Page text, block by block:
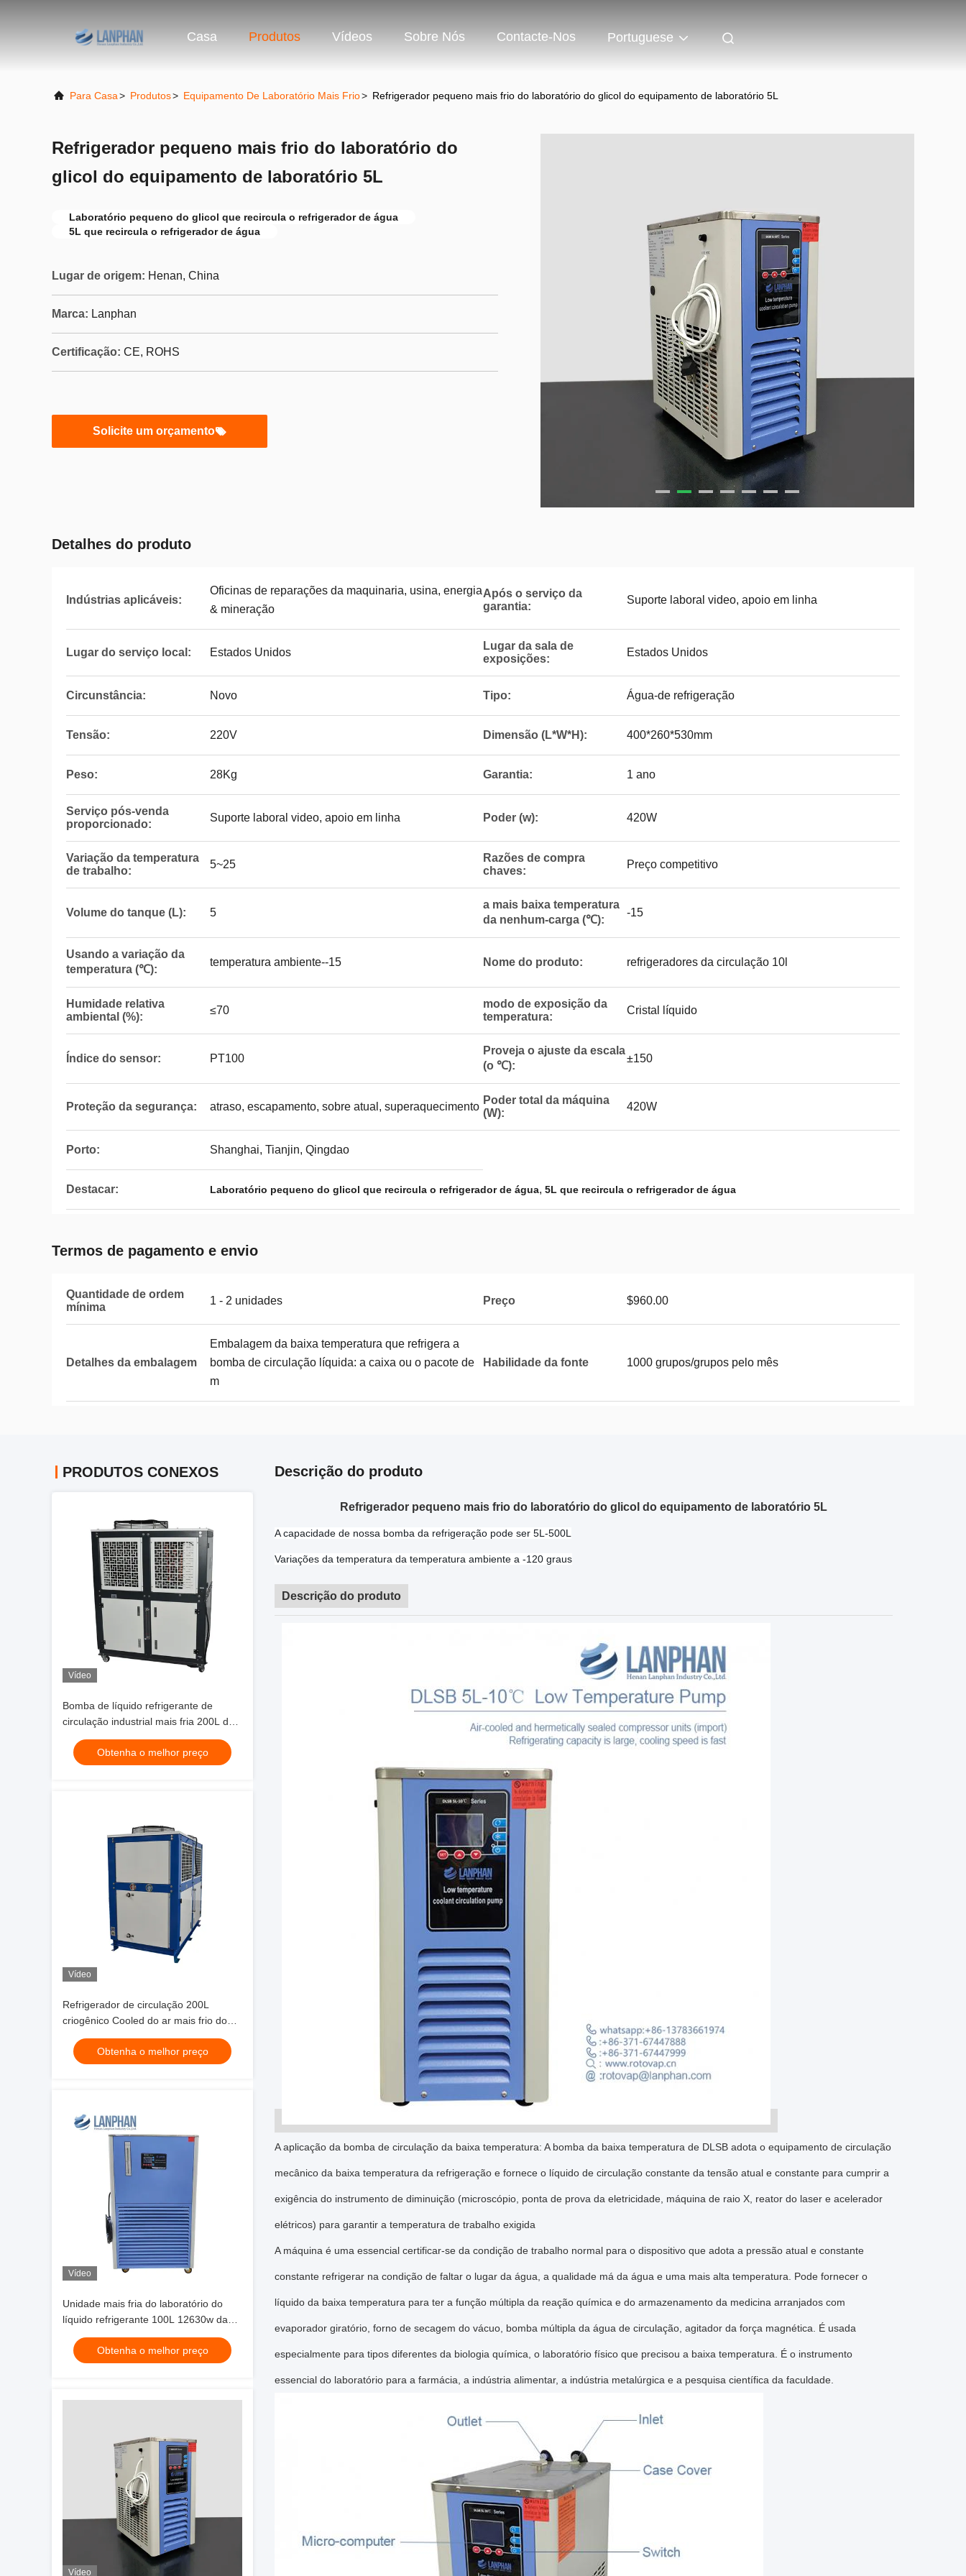
Casa Produtos Vídeos Sobre Nós Contacte-Nos Portuguese
Para Casa> Produtos> Equipamento De Laboratório Mais Frio> Refrigerador pequeno mais frio do laboratório do glicol do equipamento de laboratório 5L
Refrigerador pequeno mais frio do laboratório do
glicol do equipamento de laboratório 5L
Laboratório pequeno do glicol que recircula o refrigerador de água
5L que recircula o refrigerador de água
Lugar de origem: Henan, China
Marca: Lanphan
Certificação: CE, ROHS
Solicite um orçamento
Detalhes do produto
Indústrias aplicáveis:
Oficinas de reparações da maquinaria, usina, energia
& mineração
Após o serviço da
garantia:
Suporte laboral video, apoio em linha
Lugar do serviço local: Estados Unidos
Lugar da sala de
exposições:
Estados Unidos
Circunstância: Novo Tipo: Água-de refrigeração
Tensão: 220V Dimensão (L*W*H): 400*260*530mm
Peso: 28Kg Garantia: 1 ano
Serviço pós-venda
proporcionado:
Suporte laboral video, apoio em linha Poder (w): 420W
Variação da temperatura
de trabalho:
5~25
Razões de compra
chaves:
Preço competitivo
Volume do tanque (L): 5
a mais baixa temperatura
da nenhum-carga (℃):
-15
Usando a variação da
temperatura (℃):
temperatura ambiente--15 Nome do produto: refrigeradores da circulação 10l
Humidade relativa
ambiental (%):
≤70
modo de exposição da
temperatura:
Cristal líquido
Índice do sensor: PT100
Proveja o ajuste da escala
(o ℃):
±150
Proteção da segurança: atraso, escapamento, sobre atual, superaquecimento
Poder total da máquina
(W):
420W
Porto: Shanghai, Tianjin, Qingdao
Destacar: Laboratório pequeno do glicol que recircula o refrigerador de água, 5L que recircula o refrigerador de água
Termos de pagamento e envio
Quantidade de ordem
mínima
1 - 2 unidades Preço $960.00
Detalhes da embalagem
Embalagem da baixa temperatura que refrigera a
bomba de circulação líquida: a caixa ou o pacote de
m
Habilidade da fonte 1000 grupos/grupos pelo mês
PRODUTOS CONEXOS
Vídeo
Bomba de líquido refrigerante de
circulação industrial mais fria 200L da
baixa temperatura do glicol do
equipamento de laboratório
Obtenha o melhor preço
Vídeo
Refrigerador de circulação 200L
criogênico Cooled do ar mais frio do
equipamento de laboratório
Obtenha o melhor preço
Vídeo
Unidade mais fria do laboratório do
líquido refrigerante 100L 12630w da
circulação
Obtenha o melhor preço
Vídeo
Descrição do produto
Refrigerador pequeno mais frio do laboratório do glicol do equipamento de laboratório 5L
A capacidade de nossa bomba da refrigeração pode ser 5L-500L
Variações da temperatura da temperatura ambiente a -120 graus
Descrição do produto
A aplicação da bomba de circulação da baixa temperatura: A bomba da baixa temperatura de DLSB adota o equipamento de circulação
mecânico da baixa temperatura da refrigeração e fornece o líquido de circulação constante da tensão atual e constante para cumprir a
exigência do instrumento de diminuição (microscópio, ponta de prova da eletricidade, máquina de raio X, reator do laser e acelerador
elétricos) para garantir a temperatura de trabalho exigida
A máquina é uma essencial certificar-se da condição de trabalho normal para o dispositivo que adota a pressão atual e constante
constante refrigerar na condição de faltar o lugar da água, a qualidade má da água e uma mais alta temperatura. Pode fornecer o
líquido da baixa temperatura para ter a função múltipla da reação química e do armazenamento da medicina arranjados com
evaporador giratório, forno de secagem do vácuo, bomba múltipla da água de circulação, agitador da força magnética. É usada
especialmente para tipos diferentes da biologia química, o laboratório físico que precisou a baixa temperatura. É o instrumento
essencial do laboratório para a farmácia, a indústria alimentar, a indústria metalúrgica e a pesquisa científica da faculdade.